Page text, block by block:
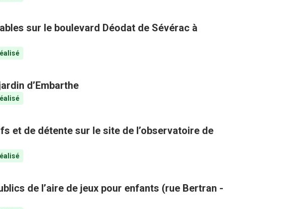
sur le boulevard Déodat de Sévérac à
d’Embarthe
et de détente sur le site de l’observatoire de
de l’aire de jeux pour enfants (rue Bertran -